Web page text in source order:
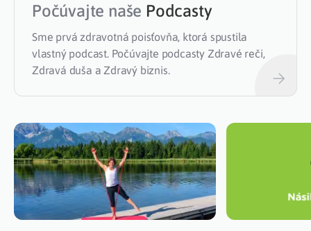
Počúvajte naše Podcasty
Sme prvá zdravotná poisťovňa, ktorá spustila
vlastný podcast. Počúvajte podcasty Zdravé reči,
Zdravá duša a Zdravý biznis.